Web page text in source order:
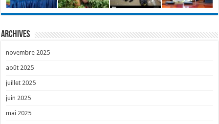
Archives
novembre 2025
août 2025
juillet 2025
juin 2025
mai 2025